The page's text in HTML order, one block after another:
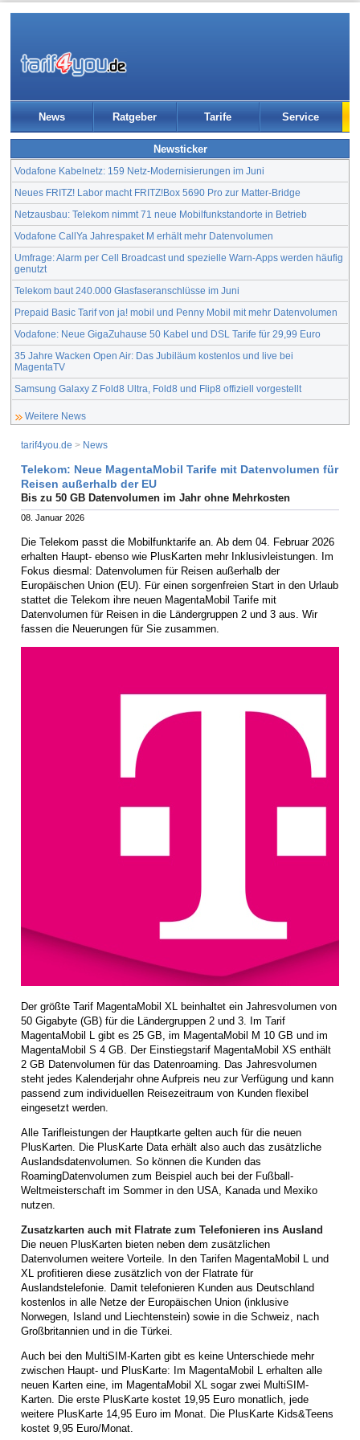
News Ratgeber Tarife Service
Newsticker
Vodafone Kabelnetz: 159 Netz-Modernisierungen im Juni
Neues FRITZ! Labor macht FRITZ!Box 5690 Pro zur Matter-Bridge
Netzausbau: Telekom nimmt 71 neue Mobilfunkstandorte in Betrieb
Vodafone CallYa Jahrespaket M erhält mehr Datenvolumen
Umfrage: Alarm per Cell Broadcast und spezielle Warn-Apps werden häufig
genutzt
Telekom baut 240.000 Glasfaseranschlüsse im Juni
Prepaid Basic Tarif von ja! mobil und Penny Mobil mit mehr Datenvolumen
Vodafone: Neue GigaZuhause 50 Kabel und DSL Tarife für 29,99 Euro
35 Jahre Wacken Open Air: Das Jubiläum kostenlos und live bei
MagentaTV
Samsung Galaxy Z Fold8 Ultra, Fold8 und Flip8 offiziell vorgestellt
Weitere News
tarif4you.de > News
Telekom: Neue MagentaMobil Tarife mit Datenvolumen für
Reisen außerhalb der EU
Bis zu 50 GB Datenvolumen im Jahr ohne Mehrkosten
08. Januar 2026
Die Telekom passt die Mobilfunktarife an. Ab dem 04. Februar 2026
erhalten Haupt- ebenso wie PlusKarten mehr Inklusivleistungen. Im
Fokus diesmal: Datenvolumen für Reisen außerhalb der
Europäischen Union (EU). Für einen sorgenfreien Start in den Urlaub
stattet die Telekom ihre neuen MagentaMobil Tarife mit
Datenvolumen für Reisen in die Ländergruppen 2 und 3 aus. Wir
fassen die Neuerungen für Sie zusammen.
Der größte Tarif MagentaMobil XL beinhaltet ein Jahresvolumen von
50 Gigabyte (GB) für die Ländergruppen 2 und 3. Im Tarif
MagentaMobil L gibt es 25 GB, im MagentaMobil M 10 GB und im
MagentaMobil S 4 GB. Der Einstiegstarif MagentaMobil XS enthält
2 GB Datenvolumen für das Datenroaming. Das Jahresvolumen
steht jedes Kalenderjahr ohne Aufpreis neu zur Verfügung und kann
passend zum individuellen Reisezeitraum von Kunden flexibel
eingesetzt werden.
Alle Tarifleistungen der Hauptkarte gelten auch für die neuen
PlusKarten. Die PlusKarte Data erhält also auch das zusätzliche
Auslandsdatenvolumen. So können die Kunden das
RoamingDatenvolumen zum Beispiel auch bei der Fußball-
Weltmeisterschaft im Sommer in den USA, Kanada und Mexiko
nutzen.
Zusatzkarten auch mit Flatrate zum Telefonieren ins Ausland
Die neuen PlusKarten bieten neben dem zusätzlichen
Datenvolumen weitere Vorteile. In den Tarifen MagentaMobil L und
XL profitieren diese zusätzlich von der Flatrate für
Auslandstelefonie. Damit telefonieren Kunden aus Deutschland
kostenlos in alle Netze der Europäischen Union (inklusive
Norwegen, Island und Liechtenstein) sowie in die Schweiz, nach
Großbritannien und in die Türkei.
Auch bei den MultiSIM-Karten gibt es keine Unterschiede mehr
zwischen Haupt- und PlusKarte: Im MagentaMobil L erhalten alle
neuen Karten eine, im MagentaMobil XL sogar zwei MultiSIM-
Karten. Die erste PlusKarte kostet 19,95 Euro monatlich, jede
weitere PlusKarte 14,95 Euro im Monat. Die PlusKarte Kids&Teens
kostet 9,95 Euro/Monat.